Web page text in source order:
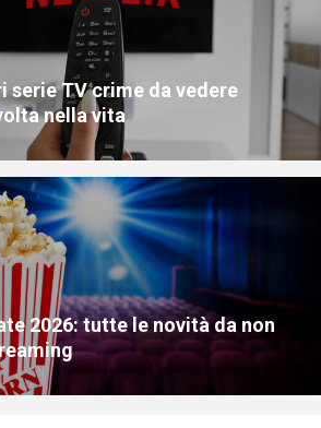
serie TV crime da vedere
nella vita
2026: tutte le novità da non